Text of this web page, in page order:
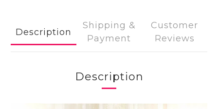
Description
Shipping &
Payment
Customer
Reviews
Description